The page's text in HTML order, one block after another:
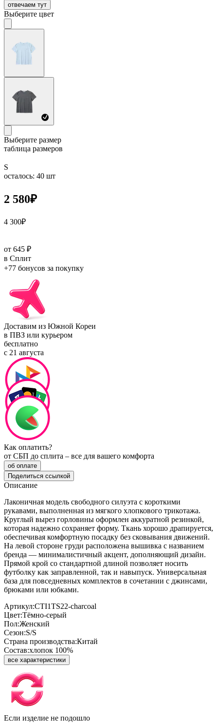
отвечаем тут
Выберите цвет
Выберите размер
таблица размеров
S
осталось: 40 шт
2 580₽
4 300₽
от 645 ₽
в Сплит
+77 бонусов за покупку
Доставим из Южной Кореи
в ПВЗ или курьером
бесплатно
с 21 августа
Как оплатить?
от СБП до сплита – все для вашего комфорта
об оплате
Поделиться ссылкой
Описание
Лаконичная модель свободного силуэта с короткими
рукавами, выполненная из мягкого хлопкового трикотажа.
Круглый вырез горловины оформлен аккуратной резинкой,
которая надежно сохраняет форму. Ткань хорошо драпируется,
обеспечивая комфортную посадку без сковывания движений.
На левой стороне груди расположена вышивка с названием
бренда — минималистичный акцент, дополняющий дизайн.
Прямой крой со стандартной длиной позволяет носить
футболку как заправленной, так и навыпуск. Универсальная
база для повседневных комплектов в сочетании с джинсами,
брюками или юбками.
Артикул:CTI1TS22-charcoal
Цвет:Тёмно-серый
Пол:Женский
Сезон:S/S
Страна производства:Китай
Состав:хлопок 100%
все характеристики
Если изделие не подошло